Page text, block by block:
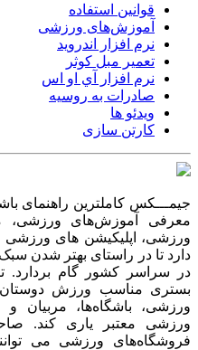
قوانین استفاده
آموزش‌های ورزشی
نرم افزار اندروید
تعمیر مبل کوثر
نرم افزار آي او اس
صادرات به روسیه
ویدئو ها
کارتن سازی
جیمـــکس کاملترین راهنمای
معرفی آموزش‌های ورزشی،
ورزشی، اپلیکیشن های
در سراسر کشور گام بردارد.
بستری مناسب ورزش دوستان
ورزشی، باشگاه‌ها، مربیان
ورزشی معتبر یاری کند.
فروشگاه‌های ورزشی می